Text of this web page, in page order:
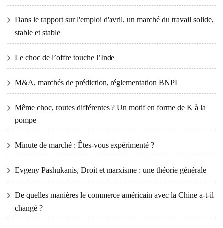
Dans le rapport sur l'emploi d'avril, un marché du travail solide,
stable et stable
Le choc de l’offre touche l’Inde
M&A, marchés de prédiction, réglementation BNPL
Même choc, routes différentes ? Un motif en forme de K à la
pompe
Minute de marché : Êtes-vous expérimenté ?
Evgeny Pashukanis, Droit et marxisme : une théorie générale
De quelles manières le commerce américain avec la Chine a-t-il
changé ?